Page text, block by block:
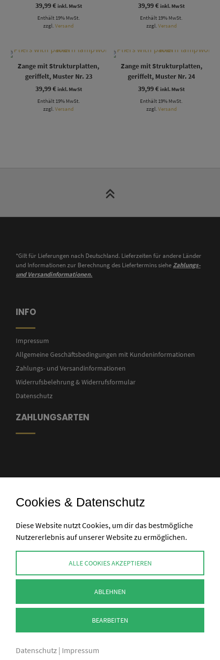
39,99€ inkl. MwSt
Enthält 19% MwSt.
zzgl.Versand
39,99€ inkl. MwSt
Enthält 19% MwSt.
zzgl. Versand
Zange mit Strukturplatten,
geriffelt, Muster Nr. 23
39,99€ inkl. MwSt
Enthält 19% MwSt.
zzgl.Versand
Zange mit Strukturplatten,
geriffelt, Muster Nr. 24
39,99€ inkl. MwSt
Enthält 19% MwSt.
zzgl. Versand
*Gilt für Lieferungen nach Deutschland. Lieferzeiten für andere Länder
und Informationen zur Berechnung des Liefertermins sieheZahlungs-
und Versandinformationen.
INFO
Impressum
Allgemeine Geschäftsbedingungen mit Kundeninformationen
Zahlungs- und Versandinformationen
Widerrufsbelehrung & Widerrufsformular
Datenschutz
ZAHLUNGSARTEN
info@perlenpresse.de
Vertrag widerrufen
Cookies & Datenschutz
Diese Website nutzt Cookies, um dir das bestmögliche
Nutzererlebnis auf unserer Website zu ermöglichen.
ALLE COOKIES AKZEPTIEREN
ABLEHNEN
BEARBEITEN
Datenschutz | Impressum